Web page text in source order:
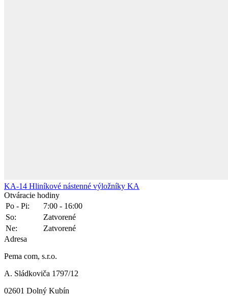
KA-14 Hliníkové nástenné výložníky KA
Otváracie hodiny
Po - Pi:
7:00 - 16:00
So:
Zatvorené
Ne:
Zatvorené
Adresa
Pema com, s.r.o.
A. Sládkoviča 1797/12
02601 Dolný Kubín